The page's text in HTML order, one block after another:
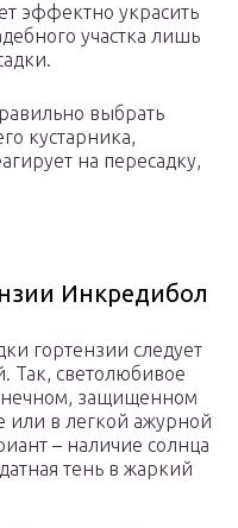
эффектно украсить
участка лишь
выбрать
кустарника,
на пересадку,
Инкредибол
гортензии следует
Так, светолюбивое
защищенном
или в легкой ажурной
– наличие солнца
тень в жаркий